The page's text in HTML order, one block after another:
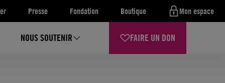
Presse Fondation Boutique Mon espace
NOUS SOUTENIR FAIRE UN DON